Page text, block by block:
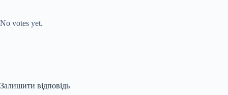
No votes yet.
Залишити відповідь